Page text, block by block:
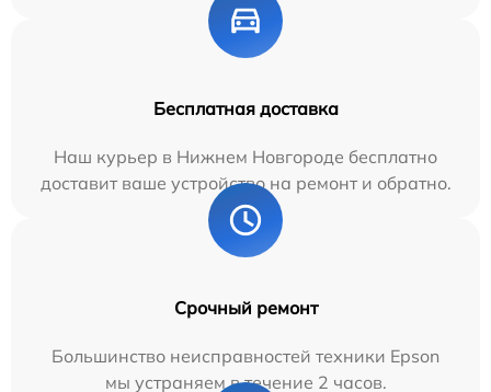
Бесплатная доставка
Наш курьер в Нижнем Новгороде бесплатно
доставит ваше устройство на ремонт и обратно.
Срочный ремонт
Большинство неисправностей техники Epson
мы устраняем в течение 2 часов.